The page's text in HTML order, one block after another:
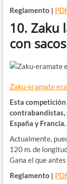
Reglamento |
10. Zaku
con sacos
Zaku-eramate
Esta competición
contrabandistas,
España y Francia.
Actualmente,
120 m. de
Gana el que
Reglamento |